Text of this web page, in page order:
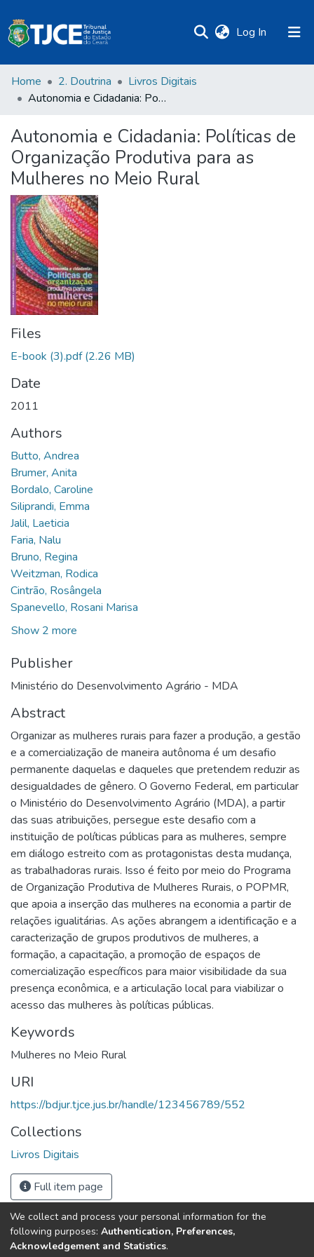
Log In (current)
Home 2. Doutrina
Livros Digitais
Autonomia e Cidadania: Políticas de Organização Produtiva para as Mulheres no Meio Rural
Autonomia e Cidadania: Políticas de
Organização Produtiva para as
Mulheres no Meio Rural
Files
E-book (3).pdf(2.26 MB)
Date
2011
Authors
Butto, Andrea
Brumer, Anita
Bordalo, Caroline
Siliprandi, Emma
Jalil, Laeticia
Faria, Nalu
Bruno, Regina
Weitzman, Rodica
Cintrão, Rosângela
Spanevello, Rosani Marisa
Show 2 more
Publisher
Ministério do Desenvolvimento Agrário - MDA
Abstract
Organizar as mulheres rurais para fazer a produção, a gestão
e a comercialização de maneira autônoma é um desafio
permanente daquelas e daqueles que pretendem reduzir as
desigualdades de gênero. O Governo Federal, em particular
o Ministério do Desenvolvimento Agrário (MDA), a partir
das suas atribuições, persegue este desafio com a
instituição de políticas públicas para as mulheres, sempre
em diálogo estreito com as protagonistas desta mudança,
as trabalhadoras rurais. Isso é feito por meio do Programa
de Organização Produtiva de Mulheres Rurais, o POPMR,
que apoia a inserção das mulheres na economia a partir de
relações igualitárias. As ações abrangem a identificação e a
caracterização de grupos produtivos de mulheres, a
formação, a capacitação, a promoção de espaços de
comercialização específicos para maior visibilidade da sua
presença econômica, e a articulação local para viabilizar o
acesso das mulheres às políticas públicas.
Keywords
Mulheres no Meio Rural
URI
https://bdjur.tjce.jus.br/handle/123456789/552
Collections
Livros Digitais
Full item page
Tribunal de Justiça do Estado do Ceará
Av. General Afonso Albuquerque Lima, S/N. - Cambeba CEP: 60822-325 -
We collect and process your personal information for the
following purposes: Authentication, Preferences,
Acknowledgement and Statistics.